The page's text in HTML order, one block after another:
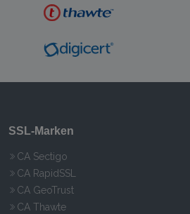
SSL-Marken
CA Sectigo
CA RapidSSL
CA GeoTrust
CA Thawte